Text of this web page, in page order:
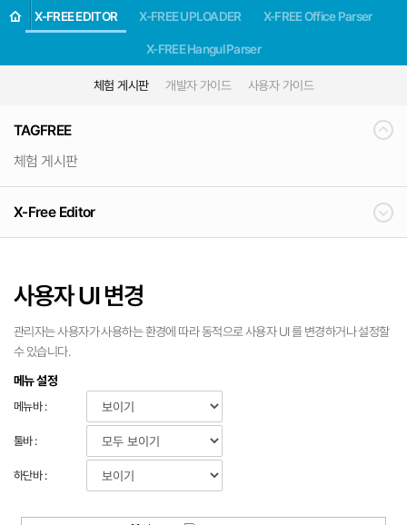
X-FREE EDITOR X-FREE UPLOADER X-FREE Office Parser
X-FREE Hangul Parser
체험 게시판 개발자 가이드 사용자 가이드
TAGFREE
체험 게시판
X-Free Editor
사용자 UI 변경
관리자는 사용자가 사용하는 환경에 따라 동적으로 사용자 UI 를 변경하거나 설정할
수 있습니다.
메뉴 설정
메뉴바 :
툴바 :
하단바 :